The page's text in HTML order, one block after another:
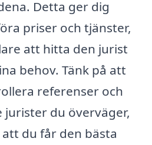
Detta ger dig
priser och tjänster,
att hitta den jurist
behov. Tänk på att
referenser och
du överväger,
du får den bästa